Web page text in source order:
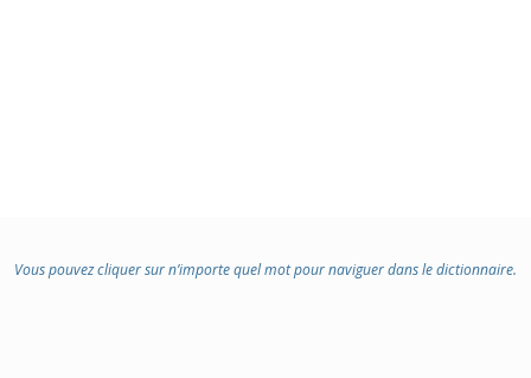
Vous pouvez cliquer sur n’importe quel mot pour naviguer dans le dictionnaire.